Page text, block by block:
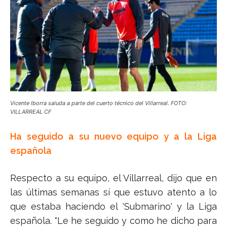
Vicente Iborra saluda a parte del cuerto técnico del Villarreal. FOTO:
VILLARREAL CF
Ha seguido a su nuevo equipo y a la Liga
española
Respecto a su equipo, el Villarreal, dijo que en
las últimas semanas sí que estuvo atento a lo
que estaba haciendo el 'Submarino' y la Liga
española. "Le he seguido y como he dicho para